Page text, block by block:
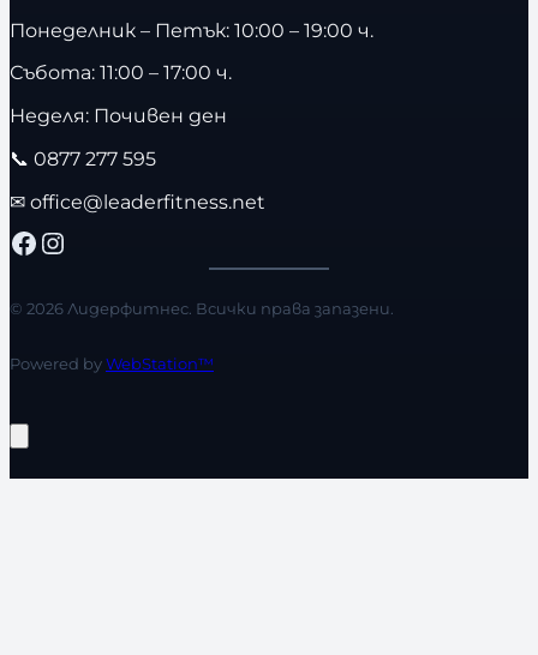
Понеделник – Петък: 10:00 – 19:00 ч.
Събота: 11:00 – 17:00 ч.
Неделя: Почивен ден
📞 0877 277 595
✉ office@leaderfitness.net
Facebook Instagram
© 2026 Лидерфитнес. Всички права запазени.
Powered byWebStation™